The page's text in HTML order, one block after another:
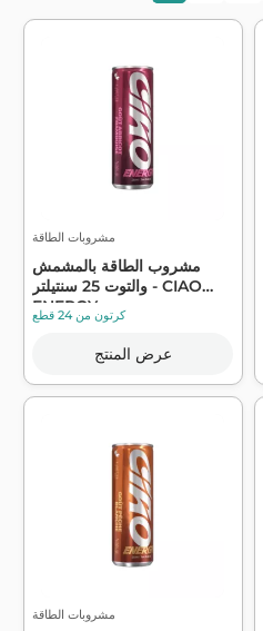
مشروبات الطاقة
مشروب الطاقة بالمشمش
والتوت 25 سنتيلتر - CIAO
ENERGYكرتون من 24 قطع
عرض المنتج
مشروبات الطاقة